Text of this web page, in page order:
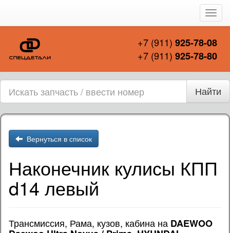
+7 (911) 925-78-08
+7 (911) 925-78-80
Найти
Вернуться в список
Наконечник кулисы КПП
d14 левый
Трансмиссия, Рама, кузов, кабина на DAEWOO